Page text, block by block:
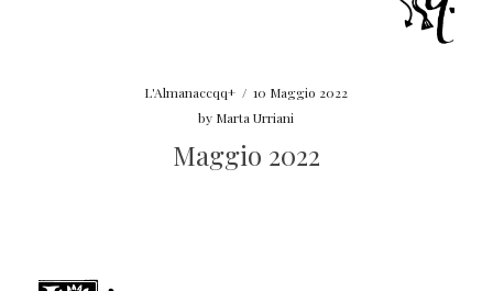
L'Almanaccqq+ / 10 Maggio 2022
by Marta Urriani
Maggio 2022